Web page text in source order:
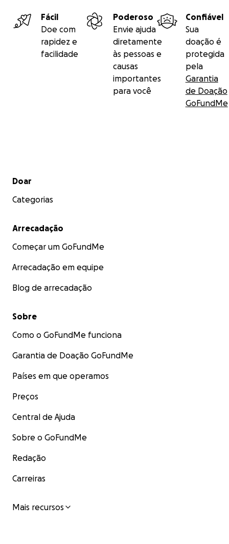
Fácil
Doe com
rapidez e
facilidade
Poderoso
Envie ajuda
diretamente
às pessoas e
causas
importantes
para você
Confiável
Sua
doação é
protegida
pela
Garantia
de Doação
GoFundMe
Menu secundário
Doar
Categorias
Arrecadação
Começar um GoFundMe
Arrecadação em equipe
Blog de arrecadação
Sobre
Como o GoFundMe funciona
Garantia de Doação GoFundMe
Países em que operamos
Preços
Central de Ajuda
Sobre o GoFundMe
Redação
Carreiras
Mais recursos